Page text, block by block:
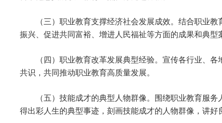
（三）职业教育支撑经济社会发展成效。结合职业
振兴、促进共同富裕、增进人民福祉等方面的成果和典型
（四）职业教育改革发展典型经验。宣传各行业、
共识，共同推动职业教育高质量发展。
（五）技能成才的典型人物群像。围绕职业教育服
得出彩人生的典型事迹，刻画技能成才的人物群像，讲